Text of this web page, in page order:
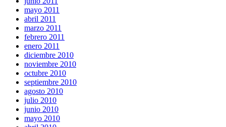
mayo 2011
abril 2011
marzo 2011
febrero 2011
enero 2011
diciembre 2010
noviembre 2010
octubre 2010
septiembre 2010
agosto 2010
julio 2010
junio 2010
mayo 2010